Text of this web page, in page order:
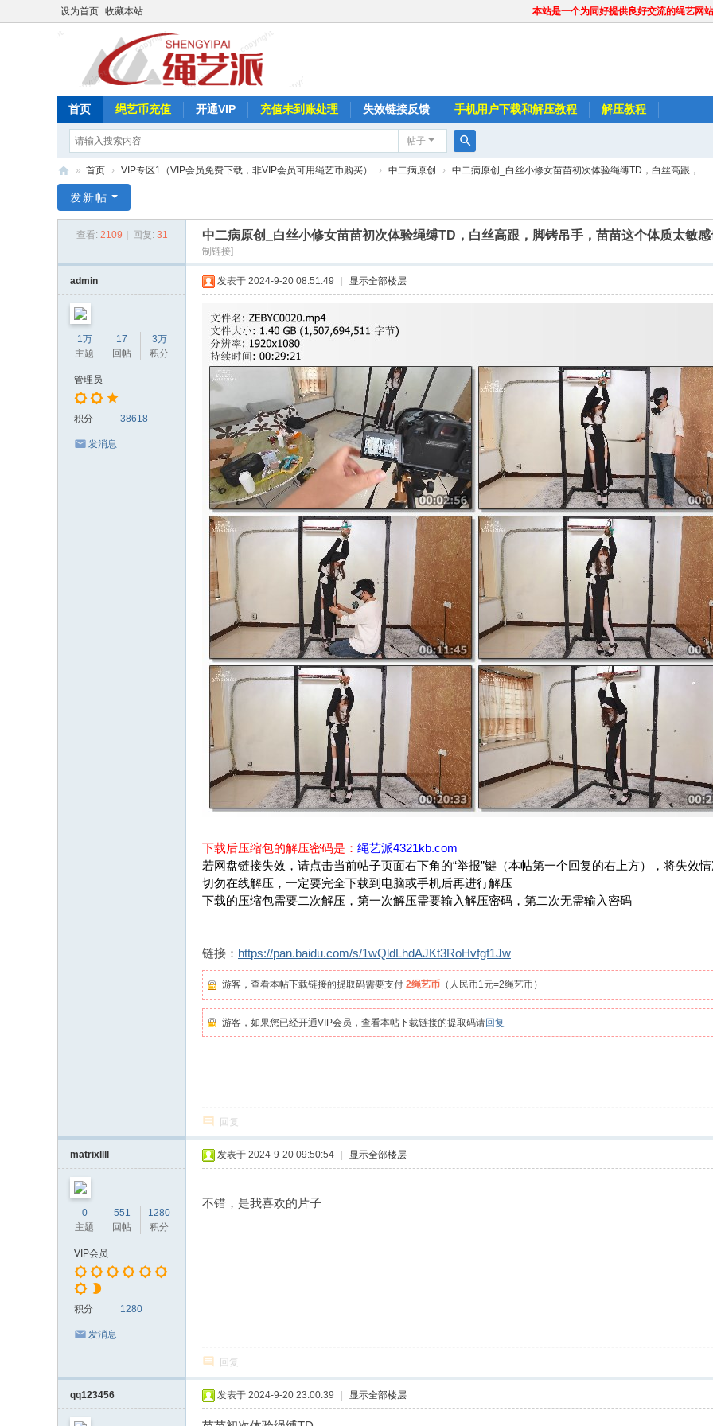
设为首页 收藏本站 本站是一个为同好提供良好交流的绳艺网
首页 绳艺币充值 开通VIP 充值未到账处理 失效链接反馈 手机用户下载和解压教程 解压教程
帖子
搜
艺
» 首页 › VIP专区1（VIP会员免费下载，非VIP会员可用绳艺币购买） › 中二病原创 › 中二病原创_白丝小修女苗苗初次体验绳缚TD，白丝高跟， ...
发新帖
查看: 2109 回复: 31 中二病原创_白丝小修女苗苗初次体验绳缚TD，白丝高跟，脚铐吊手，苗苗这个体质太敏
制链接]
admin
1万
主题
17
回帖
3万
积分
管理员
积分 38618
发消息
发表于 2024-9-20 08:51:49 显示全部楼层
下载后压缩包的解压密码是： 绳艺派4321kb.com
若网盘链接失效，请点击当前帖子页面右下角的“举报”键（本帖第一个回复的右上方），将失效
切勿在线解压，一定要完全下载到电脑或手机后再进行解压
下载的压缩包需要二次解压，第一次解压需要输入解压密码，第二次无需输入密码
链接： https://pan.baidu.com/s/1wQldLhdAJKt3RoHvfgf1Jw
游客，查看本帖下载链接的提取码需要支付 2绳艺币 （人民币1元=2绳艺币）
游客，如果您已经开通VIP会员，查看本帖下载链接的提取码请回复
回复
matrixllll
0
主题
551
回帖
1280
积分
VIP会员
积分 1280
发消息
发表于 2024-9-20 09:50:54 显示全部楼层
不错，是我喜欢的片子
回复
qq123456 发表于 2024-9-20 23:00:39 显示全部楼层